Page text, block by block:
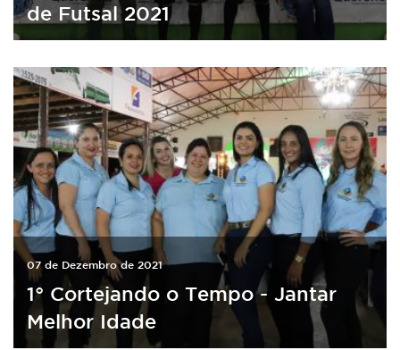
de Futsal 2021
07 de Dezembro de 2021
1° Cortejando o Tempo - Jantar
Melhor Idade